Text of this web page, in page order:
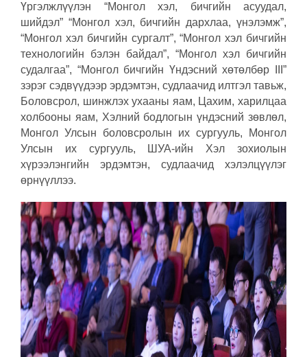
Үргэлжлүүлэн “Монгол хэл, бичгийн асуудал,
шийдэл” “Монгол хэл, бичгийн дархлаа, үнэлэмж”,
“Монгол хэл бичгийн сургалт”, “Монгол хэл бичгийн
технологийн бэлэн байдал”, “Монгол хэл бичгийн
судалгаа”, “Монгол бичгийн Үндэсний хөтөлбөр III”
зэрэг сэдвүүдээр эрдэмтэн, судлаачид илтгэл тавьж,
Боловсрол, шинжлэх ухааны яам, Цахим, харилцаа
холбооны яам, Хэлний бодлогын үндэсний зөвлөл,
Монгол Улсын боловсролын их сургууль, Монгол
Улсын их сургууль, ШУА-ийн Хэл зохиолын
хүрээлэнгийн эрдэмтэн, судлаачид хэлэлцүүлэг
өрнүүллээ.